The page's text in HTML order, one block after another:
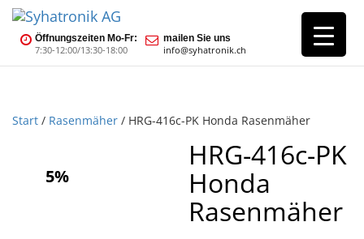
Öffnungszeiten Mo-Fr:
7:30-12:00/13:30-18:00
mailen Sie uns
info@syhatronik.ch
Start / Rasenmäher / HRG-416c-PK Honda Rasenmäher
5%
HRG-416c-PK
Honda
Rasenmäher